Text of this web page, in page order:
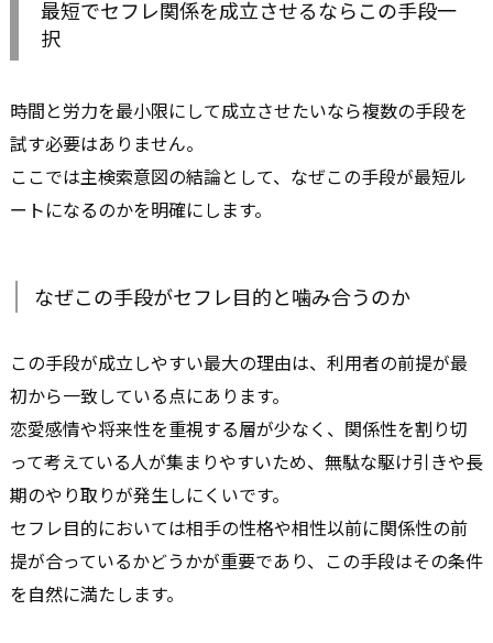
最短でセフレ関係を成立させるならこの手段一
択
時間と労力を最小限にして成立させたいなら複数の手段を
試す必要はありません。
ここでは主検索意図の結論として、なぜこの手段が最短ル
ートになるのかを明確にします。
なぜこの手段がセフレ目的と噛み合うのか
この手段が成立しやすい最大の理由は、利用者の前提が最
初から一致している点にあります。
恋愛感情や将来性を重視する層が少なく、関係性を割り切
って考えている人が集まりやすいため、無駄な駆け引きや長
期のやり取りが発生しにくいです。
セフレ目的においては相手の性格や相性以前に関係性の前
提が合っているかどうかが重要であり、この手段はその条件
を自然に満たします。